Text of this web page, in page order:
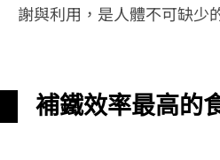
謝與利用，是人體不可缺少
補鐵效率最高的